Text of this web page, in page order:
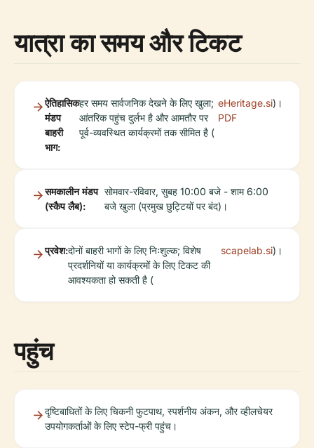
यात्रा का समय और टिकट
ऐतिहासिक
मंडप
बाहरी
भाग:
हर समय सार्वजनिक देखने के लिए खुला;
आंतरिक पहुंच दुर्लभ है और आमतौर पर
पूर्व-व्यवस्थित कार्यक्रमों तक सीमित है (
eHeritage.si
PDF
)।
समकालीन मंडप
(स्कैप लैब):
सोमवार-रविवार, सुबह 10:00 बजे - शाम 6:00
बजे खुला (प्रमुख छुट्टियों पर बंद)।
प्रवेश:दोनों बाहरी भागों के लिए निःशुल्क; विशेष
प्रदर्शनियों या कार्यक्रमों के लिए टिकट की
आवश्यकता हो सकती है (
scapelab.si)।
पहुंच
दृष्टिबाधितों के लिए चिकनी फुटपाथ, स्पर्शनीय अंकन, और व्हीलचेयर
उपयोगकर्ताओं के लिए स्टेप-फ्री पहुंच।